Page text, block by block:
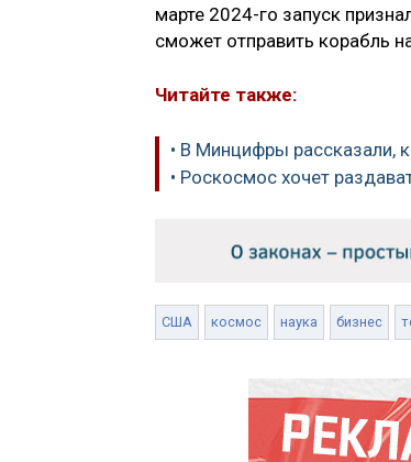
марте 2024-го запуск
сможет отправить корабль
Читайте также:
• В Минцифры рассказали,
• Роскосмос хочет
США космос наука бизнес